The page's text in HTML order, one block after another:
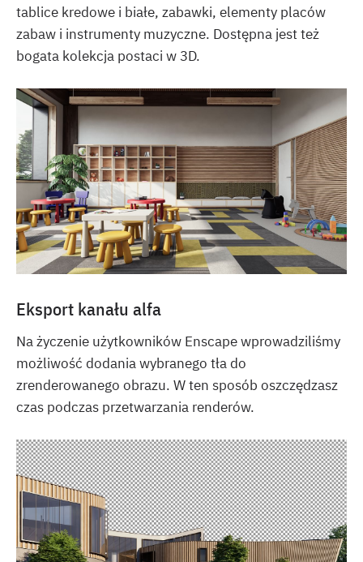
tablice kredowe i białe, zabawki, elementy placów
zabaw i instrumenty muzyczne. Dostępna jest też
bogata kolekcja postaci w 3D.
Eksport kanału alfa
Na życzenie użytkowników Enscape wprowadziliśmy
możliwość dodania wybranego tła do
zrenderowanego obrazu. W ten sposób oszczędzasz
czas podczas przetwarzania renderów.